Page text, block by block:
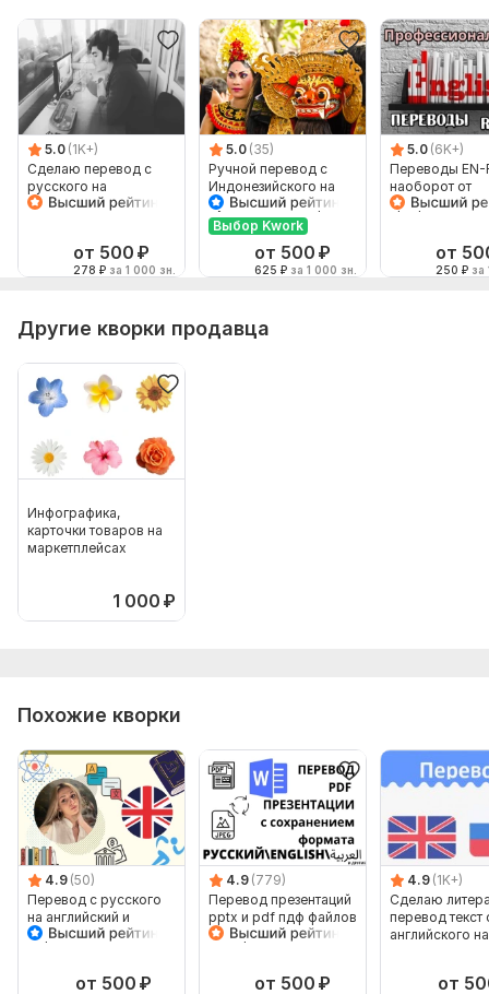
5.0 (1K+)
Сделаю перевод с
русского на
английский и
от 500 ₽
278 ₽ за 1 000 зн.
5.0 (35)
Ручной перевод с
Индонезийского на
Русский и наоборот
Выбор Kwork
от 500 ₽
625 ₽ за 1 000 зн.
5.0 (6K+)
Переводы EN-
наоборот от
от
250 ₽ за
Другие кворки продавца
Инфографика,
карточки товаров на
маркетплейсах
1 000 ₽
Похожие кворки
4.9 (50)
Перевод с русского
на английский и
обратно
от 500 ₽
4.9 (779)
Перевод презентаций
pptx и pdf пдф файлов
с сохранением
от 500 ₽
4.9 (1K+)
Сделаю
перевод текст
английского на
от